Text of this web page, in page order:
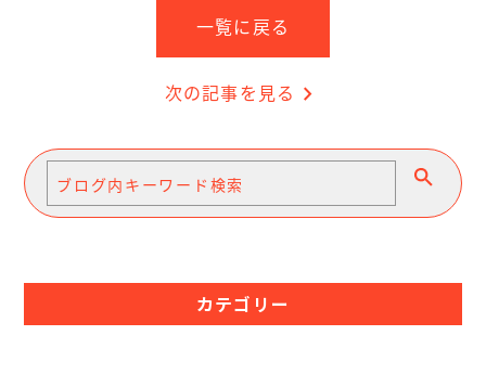
一覧に戻る
次の記事を見る chevron_right
カテゴリー